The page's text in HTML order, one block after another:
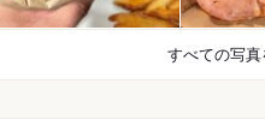
すべての写真